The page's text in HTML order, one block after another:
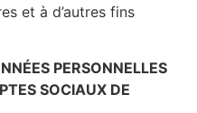
et à d’autres fins
PERSONNELLES
SOCIAUX DE